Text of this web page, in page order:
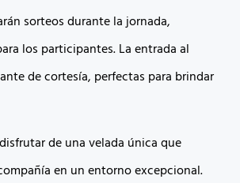
sorteos durante la jornada,
los participantes. La entrada al
de cortesía, perfectas para brindar
de una velada única que
en un entorno excepcional.